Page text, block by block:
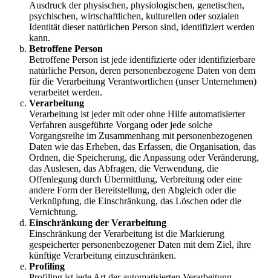
Ausdruck der physischen, physiologischen, genetischen,
psychischen, wirtschaftlichen, kulturellen oder sozialen
Identität dieser natürlichen Person sind, identifiziert werden
kann.
Betroffene Person
Betroffene Person ist jede identifizierte oder identifizierbare
natürliche Person, deren personenbezogene Daten von dem
für die Verarbeitung Verantwortlichen (unser Unternehmen)
verarbeitet werden.
Verarbeitung
Verarbeitung ist jeder mit oder ohne Hilfe automatisierter
Verfahren ausgeführte Vorgang oder jede solche
Vorgangsreihe im Zusammenhang mit personenbezogenen
Daten wie das Erheben, das Erfassen, die Organisation, das
Ordnen, die Speicherung, die Anpassung oder Veränderung,
das Auslesen, das Abfragen, die Verwendung, die
Offenlegung durch Übermittlung, Verbreitung oder eine
andere Form der Bereitstellung, den Abgleich oder die
Verknüpfung, die Einschränkung, das Löschen oder die
Vernichtung.
Einschränkung der Verarbeitung
Einschränkung der Verarbeitung ist die Markierung
gespeicherter personenbezogener Daten mit dem Ziel, ihre
künftige Verarbeitung einzuschränken.
Profiling